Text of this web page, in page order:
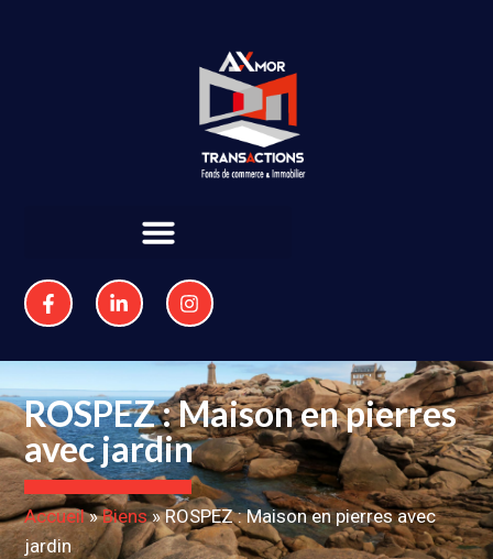
ROSPEZ : Maison en pierres
avec jardin
Accueil»Biens»ROSPEZ : Maison en pierres avec
jardin